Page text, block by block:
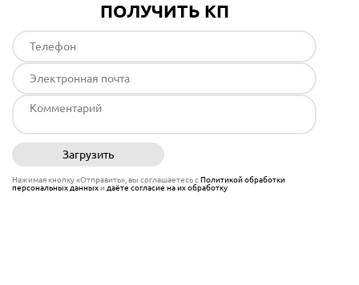
ПОЛУЧИТЬ КП
Загрузить
Нажимая кнопку «Отправить», вы соглашаетесь сПолитикой обработки
персональных данныхи даёте согласие на их обработку